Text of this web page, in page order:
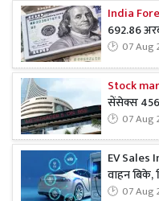
India
692.86
07 Aug
Stock
सेंसेक्स 456
07 Aug
EV Sales
वाहन बिके,
07 Aug